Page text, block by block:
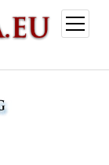
open
menu